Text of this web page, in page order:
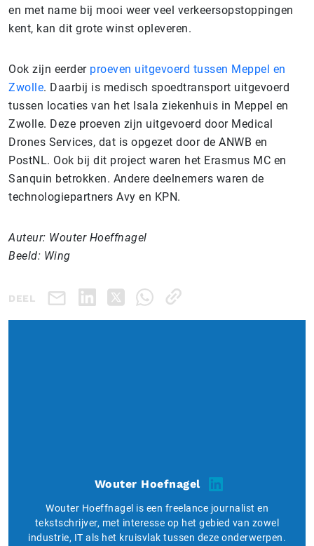
en met name bij mooi weer veel verkeersopstoppingen
kent, kan dit grote winst opleveren.
Ook zijn eerder proeven uitgevoerd tussen Meppel en
Zwolle. Daarbij is medisch spoedtransport uitgevoerd
tussen locaties van het Isala ziekenhuis in Meppel en
Zwolle. Deze proeven zijn uitgevoerd door Medical
Drones Services, dat is opgezet door de ANWB en
PostNL. Ook bij dit project waren het Erasmus MC en
Sanquin betrokken. Andere deelnemers waren de
technologiepartners Avy en KPN.
Auteur: Wouter Hoeffnagel
Beeld: Wing
DEEL
Wouter Hoefnagel
Wouter Hoeffnagel is een freelance journalist en
tekstschrijver, met interesse op het gebied van zowel
industrie, IT als het kruisvlak tussen deze onderwerpen.